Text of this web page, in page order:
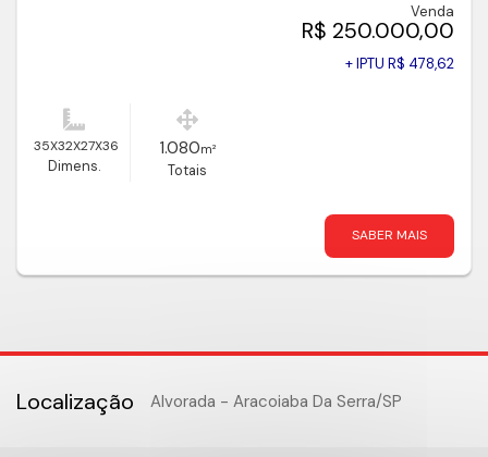
Venda
R$ 250.000,00
+ IPTU R$ 478,62
35X32X27X36
Dimens.
1.080m²
Totais
SABER MAIS
Localização Alvorada - Aracoiaba Da Serra/SP